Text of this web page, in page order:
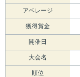
アベレージ
獲得賞金
開催日
大会名
順位